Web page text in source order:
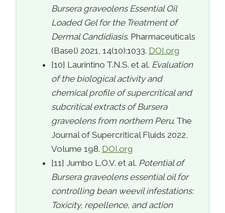
Bursera graveolens Essential Oil
Loaded Gel for the Treatment of
Dermal Candidiasis. Pharmaceuticals
(Basel) 2021, 14(10):1033. DOI.org
[10] Laurintino T.N.S. et al. Evaluation
of the biological activity and
chemical profile of supercritical and
subcritical extracts of Bursera
graveolens from northern Peru. The
Journal of Supercritical Fluids 2022,
Volume 198. DOI.org
[11] Jumbo L.O.V. et al. Potential of
Bursera graveolens essential oil for
controlling bean weevil infestations:
Toxicity, repellence, and action